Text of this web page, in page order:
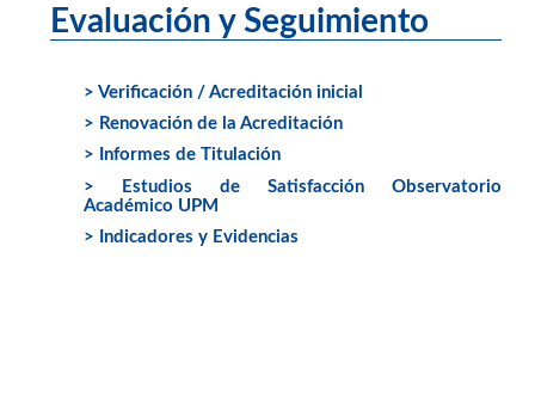
Evaluación y Seguimiento
> Verificación / Acreditación inicial
> Renovación de la Acreditación
> Informes de Titulación
> Estudios de Satisfacción Observatorio
Académico UPM
> Indicadores y Evidencias